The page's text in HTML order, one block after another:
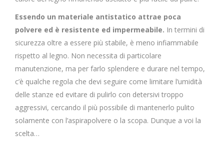
Essendo un materiale antistatico attrae poca
polvere ed è resistente ed impermeabile. In termini di
sicurezza oltre a essere più stabile, è meno infiammabile
rispetto al legno. Non necessita di particolare
manutenzione, ma per farlo splendere e durare nel tempo,
c’è qualche regola che devi seguire come limitare l’umidità
delle stanze ed evitare di pulirlo con detersivi troppo
aggressivi, cercando il più possibile di mantenerlo pulito
solamente con l’aspirapolvere o la scopa. Dunque a voi la
scelta…